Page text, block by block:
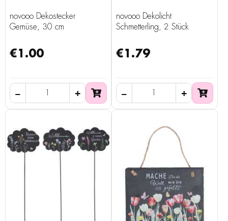
novooo Dekostecker
Gemüse, 30 cm
€1.00
novooo Dekolicht
Schmetterling, 2 Stück
€1.79